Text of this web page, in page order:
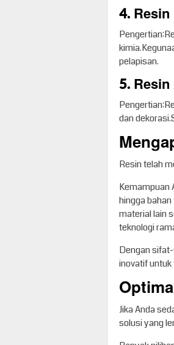
4.
pelapisan.
5.
dan
Resin telah
Kemampuan
hingga
material lain
teknologi
Dengan
inovatif
Jika Anda
solusi yang